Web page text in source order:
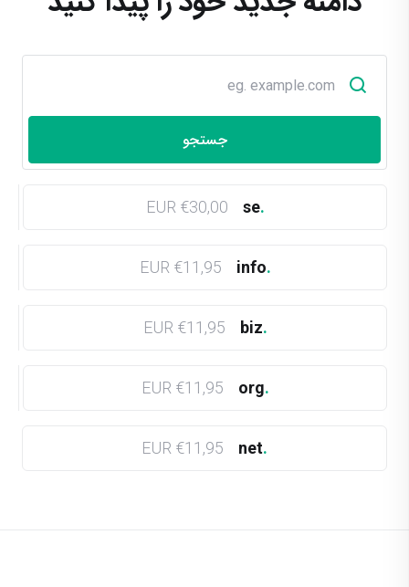
.
se
€30,00 EUR
.
info
€11,95 EUR
.
biz
€11,95 EUR
.
org
€11,95 EUR
.
net
€11,95 EUR